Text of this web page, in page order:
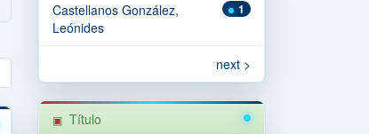
1
Castellanos González,
Leónides
next >
Título